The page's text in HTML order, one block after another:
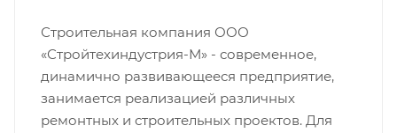
Строительная компания ООО
«Стройтехиндустрия-М» - современное,
динамично развивающееся предприятие,
занимается реализацией различных
ремонтных и строительных проектов. Для